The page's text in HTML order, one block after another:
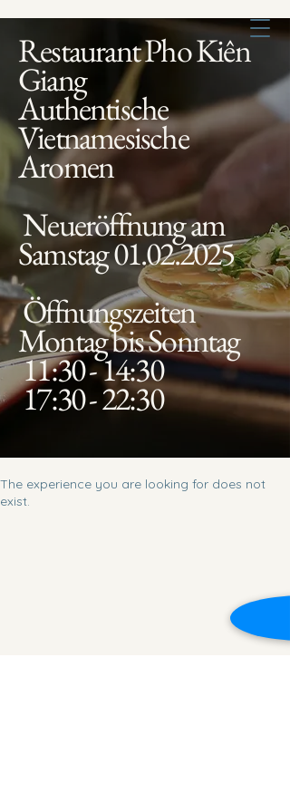
Restaurant Pho Kiên
Giang
Authentische
Vietnamesische
Aromen
Neueröffnung am
Samstag01.02.2025
Öffnungszeiten
Montag bis Sonntag
11:30 - 14:30
17:30 - 22:30
The experience you are looking for does not
exist.